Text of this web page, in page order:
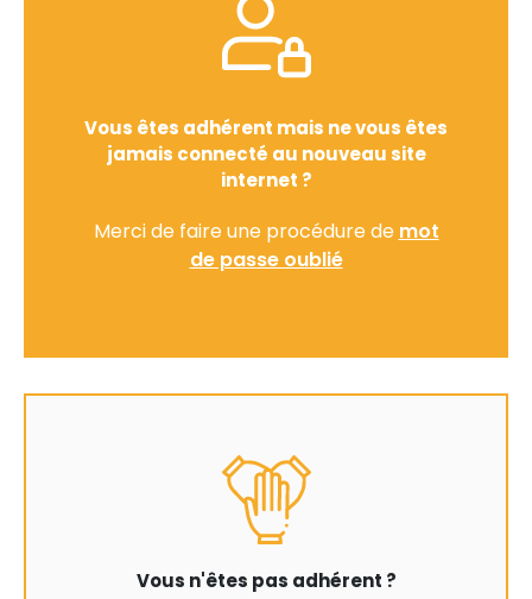
Vous êtes adhérent mais ne vous êtes
jamais connecté au nouveau site
internet ?
Merci de faire une procédure de mot
de passe oublié
Vous n'êtes pas adhérent ?